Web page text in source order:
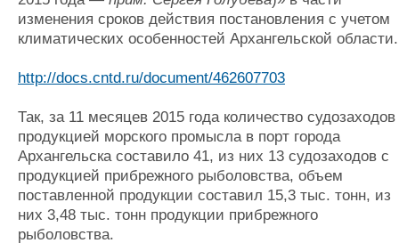
изменения сроков действия постановления с учетом
климатических особенностей Архангельской области.
http://docs.cntd.ru/document/462607703
Так, за 11 месяцев 2015 года количество судозаходов
продукцией морского промысла в порт города
Архангельска составило 41, из них 13 судозаходов с
продукцией прибрежного рыболовства, объем
поставленной продукции составил 15,3 тыс. тонн, из
них 3,48 тыс. тонн продукции прибрежного
рыболовства.